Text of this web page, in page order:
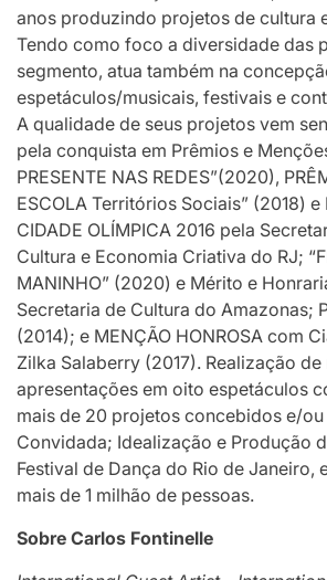
anos produzindo projetos de cultura
Tendo como foco a diversidade das
segmento, atua também na
espetáculos/musicais, festivais e
A qualidade de seus projetos vem
pela conquista em Prêmios e
PRESENTE NAS REDES”(2020),
ESCOLA Territórios Sociais” (2018) e
CIDADE OLÍMPICA 2016 pela
Cultura e Economia Criativa do RJ;
MANINHO” (2020) e Mérito e
Secretaria de Cultura do Amazonas;
(2014); e MENÇÃO HONROSA com
Zilka Salaberry (2017). Realização de
apresentações em oito espetáculos
mais de 20 projetos concebidos e/
Convidada; Idealização e Produção
Festival de Dança do Rio de Janeiro,
mais de 1 milhão de pessoas.
Sobre Carlos Fontinelle